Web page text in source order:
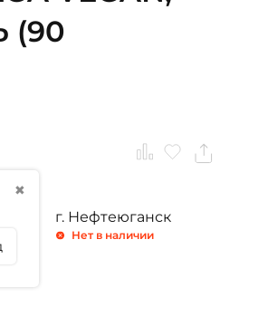
(90
✖
г. Нефтеюганск
Нет в наличии